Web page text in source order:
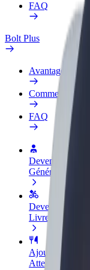
FAQ
Bolt Plus
Avantages
Comment
FAQ
Devenir
Générez des
Devenir livreur
Livrez des
Ajouter un
Atteignez plus